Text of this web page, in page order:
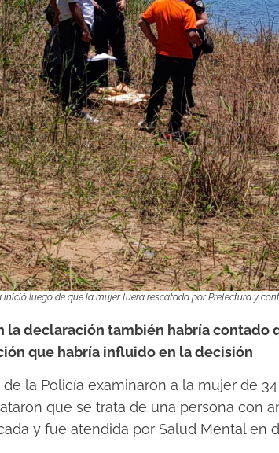
inició luego de que la mujer fuera rescatada por Prefectura y
la declaración también habría contado
que habría influido en la decisión
la Policía examinaron a la mujer de
que se trata de una persona con
y fue atendida por Salud Mental en